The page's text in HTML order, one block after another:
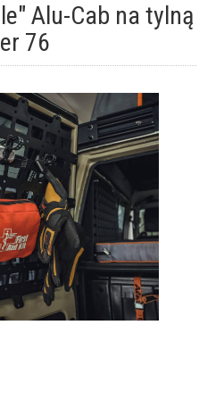
Alu-Cab na tylną
76